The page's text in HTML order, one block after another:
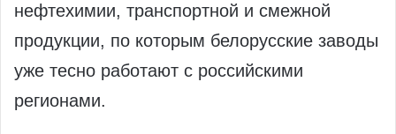
нефтехимии, транспортной и смежной
продукции, по которым белорусские заводы
уже тесно работают с российскими
регионами.